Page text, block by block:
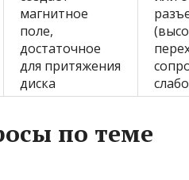
магнитное
поле,
достаточное
для притяжения
диска
по теме